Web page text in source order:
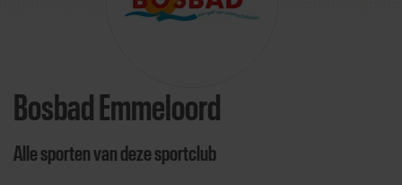
Bosbad Emmeloord
Alle sporten van deze sportclub